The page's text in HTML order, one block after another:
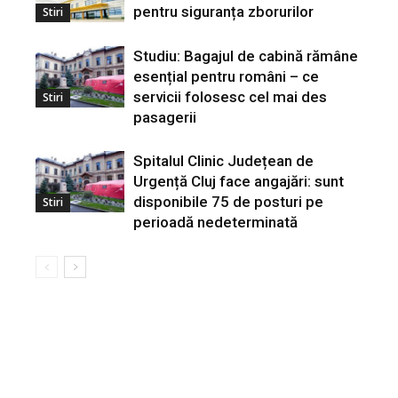
Stiri pentru siguranța zborurilor
Stiri
Studiu: Bagajul de cabină rămâne
esențial pentru români – ce
servicii folosesc cel mai des
pasagerii
Stiri
Spitalul Clinic Județean de
Urgență Cluj face angajări: sunt
disponibile 75 de posturi pe
perioadă nedeterminată